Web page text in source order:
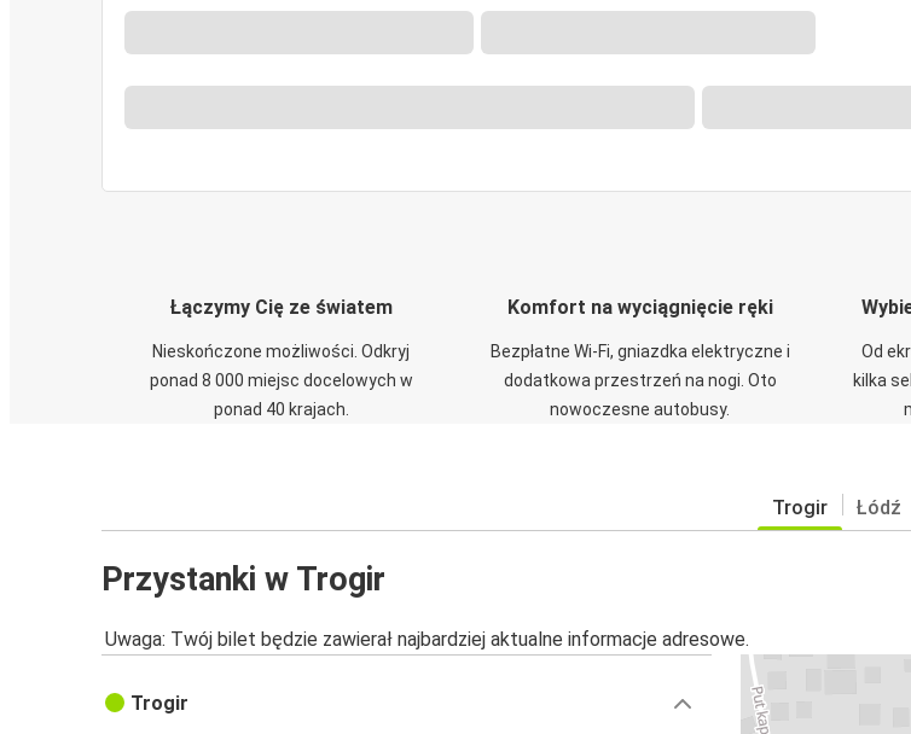
Łączymy Cię ze światem
Nieskończone możliwości. Odkryj
ponad 8 000 miejsc docelowych w
ponad 40 krajach.
Komfort na wyciągnięcie ręki
Bezpłatne Wi-Fi, gniazdka elektryczne i
dodatkowa przestrzeń na nogi. Oto
nowoczesne autobusy.
Od
kilka
Trogir Łódź
Przystanki w Trogir
Uwaga: Twój bilet będzie zawierał najbardziej aktualne informacje adresowe.
Trogir